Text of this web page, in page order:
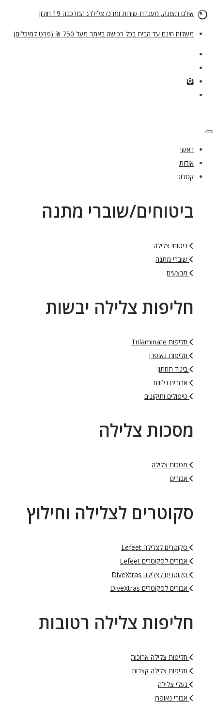
אולם תצוגה, מעבדת שירות ומרכז צלילה: המרכבה 19 חולון
משלוח חינם עד הבית בכל רכישה באתר מעל 750 ₪ (פרט למיכלים)
ראשי
אודות
קטלוג
ביטוחים/שוברי מתנה
ביטוחי צלילה
שוברי מתנה
מבצעים
חליפות צלילה יבשות
חליפות Trilaminate
חליפות נאופרן
ביגוד תחתון
אבזרים נלווים
טיפולים ותיקונים
מסכות צלילה
מסכות צלילה
אבזרים
סקוטרים לצלילה וחילוץ
סקוטרים לצלילה Lefeet
אבזרים לסקוטרים Lefeet
סקוטרים לצלילה DiveXtras
אבזרים לסקוטרים DiveXtras
חליפות צלילה רטובות
חליפות צלילה ארוכות
חליפות צלילה קצרות
נעלי צלילה
אבזרי נאופרן